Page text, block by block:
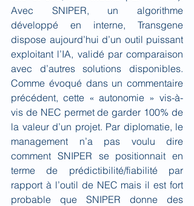
Avec SNIPER, un algorithme
développé en interne, Transgene
dispose aujourd’hui d’un outil puissant
exploitant l’IA, validé par comparaison
avec d’autres solutions disponibles.
Comme évoqué dans un commentaire
précédent, cette « autonomie » vis-à-
vis de NEC permet de garder 100% de
la valeur d’un projet. Par diplomatie, le
management n’a pas voulu dire
comment SNIPER se positionnait en
terme de prédictibilité/fiabilité par
rapport à l’outil de NEC mais il est fort
probable que SNIPER donne des